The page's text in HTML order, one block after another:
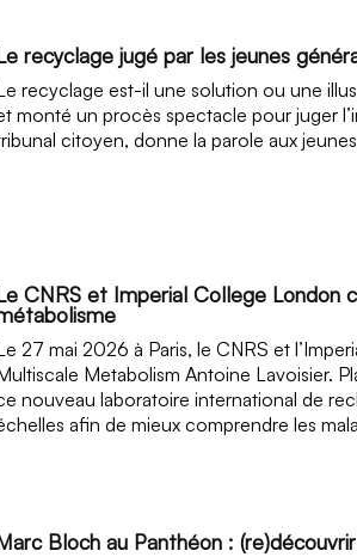
recyclage jugé par les jeunes
recyclage est-il une solution ou une
monté un procès spectacle pour juger
citoyen, donne la parole aux
CNRS et Imperial College London
27 mai 2026 à Paris, le CNRS et
Metabolism Antoine Lavoisier.
nouveau laboratoire international de
afin de mieux comprendre les
Bloch au Panthéon :